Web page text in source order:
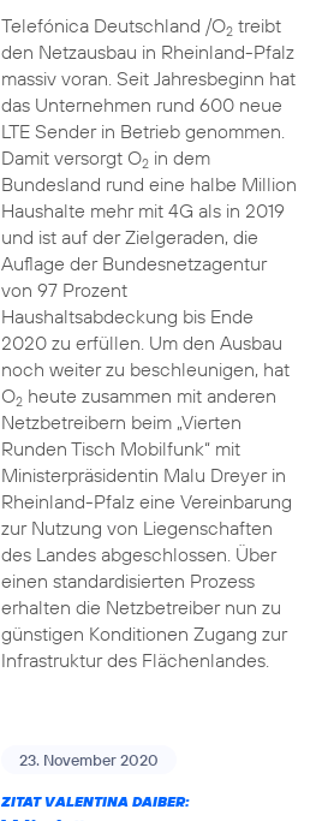
Telefónica Deutschland /O2treibt
den Netzausbau in Rheinland-Pfalz
massiv voran. Seit Jahresbeginn hat
das Unternehmen rund 600 neue
LTE Sender in Betrieb genommen.
Damit versorgt O2in dem
Bundesland rund eine halbe Million
Haushalte mehr mit 4G als in 2019
und ist auf der Zielgeraden, die
Auflage der Bundesnetzagentur
von 97 Prozent
Haushaltsabdeckung bis Ende
2020 zu erfüllen. Um den Ausbau
noch weiter zu beschleunigen, hat
O2heute zusammen mit anderen
Netzbetreibern beim „Vierten
Runden Tisch Mobilfunk“ mit
Ministerpräsidentin Malu Dreyer in
Rheinland-Pfalz eine Vereinbarung
zur Nutzung von Liegenschaften
des Landes abgeschlossen. Über
einen standardisierten Prozess
erhalten die Netzbetreiber nun zu
günstigen Konditionen Zugang zur
Infrastruktur des Flächenlandes.
23. November 2020
ZITAT VALENTINA DAIBER: